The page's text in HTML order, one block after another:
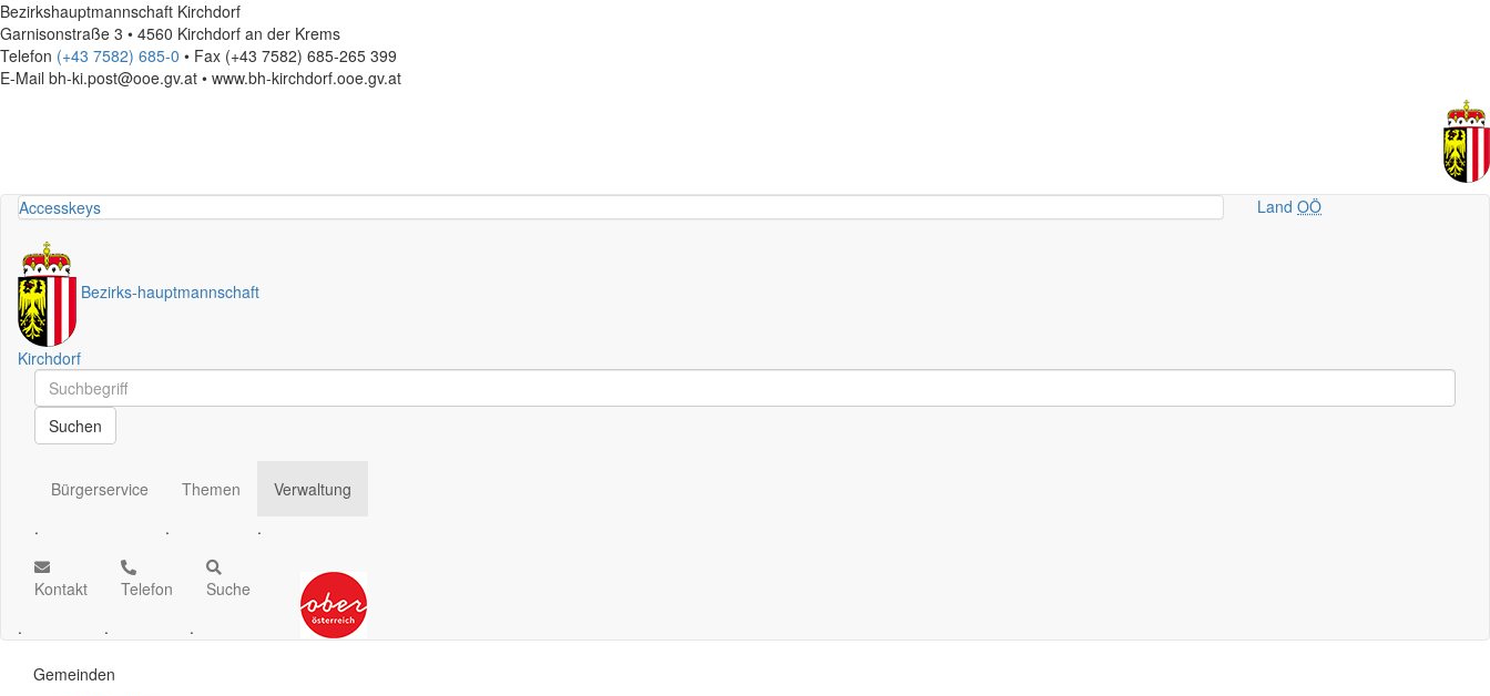
Bezirkshauptmannschaft Kirchdorf
Garnisonstraße 3 • 4560 Kirchdorf an der Krems
Telefon (+43 7582) 685-0 • Fax (+43 7582) 685-265 399
E-Mail bh-ki.post@ooe.gv.at • www.bh-kirchdorf.ooe.gv.at
Accesskeys LandOÖ
Bezirks-hauptmannschaft
Kirchdorf
Schnellsuche
Schnellsuche
Suchen
Bürgerservice
.
Themen
.
Verwaltung
.
Kontakt
.
Telefon
.
Suche
.
Gemeinden